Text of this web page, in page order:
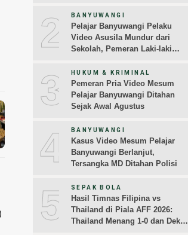
2 BANYUWANGI
Pelajar Banyuwangi Pelaku
Video Asusila Mundur dari
Sekolah, Pemeran Laki-laki
3 HUKUM & KRIMINAL
Pemeran Pria Video Mesum
Pelajar Banyuwangi Ditahan
Sejak Awal Agustus
4 BANYUWANGI
Kasus Video Mesum Pelajar
Banyuwangi Berlanjut,
Tersangka MD Ditahan Polisi
5 SEPAK BOLA
Hasil Timnas Filipina vs
Thailand di Piala AFF 2026:
Thailand Menang 1-0 dan Dekati